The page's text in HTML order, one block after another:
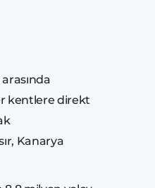
kentlere direkt
Kanarya